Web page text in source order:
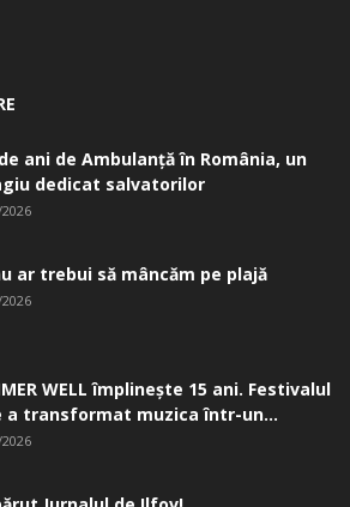
ani de Ambulanță în România, un
dedicat salvatorilor
ar trebui să mâncăm pe plajă
WELL împlinește 15 ani. Festivalul
a transformat muzica într-un...